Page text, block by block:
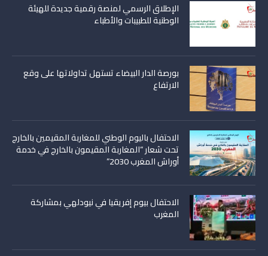
الإطلاق الرسمي لمنصة رقمية جديدة للهيئة
الوطنية للطبيبات والأطباء
بورصة الدار البيضاء تستهل تداولاتها على وقع
الارتفاع
الاحتفال باليوم الوطني للمغاربة المقيمين بالخارج
تحت شعار “المغاربة المقيمون بالخارج في خدمة
أوراش المغرب 2030”
الاحتفال بيوم إفريقيا في نيودلهي بمشاركة
المغرب